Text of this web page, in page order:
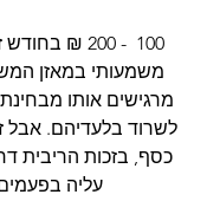
100  - 200 ₪
משמעותי במאזן
מרגישים אותו
לשרוד בלעדיהם.
כסף, בזכות הריבית
עליה